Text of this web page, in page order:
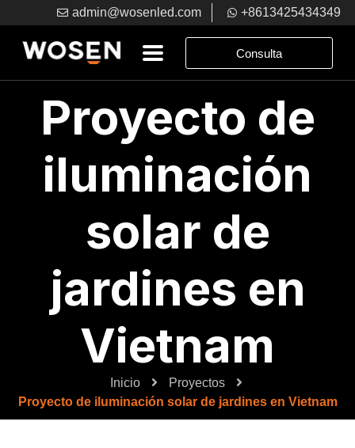
admin@wosenled.com +8613425434349
Consulta
Proyecto de
iluminación
solar de
jardines en
Vietnam
Inicio
Proyectos
Proyecto de iluminación solar de jardines en Vietnam